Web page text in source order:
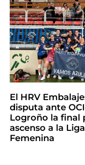
El HRV
disputa ante
Logroño la final
ascenso a la Liga
Femenina